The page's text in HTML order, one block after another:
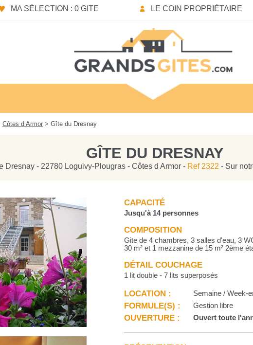
MA SÉLECTION : 0 GITE LE COIN PROPRIÉTAIRE
Côtes d Armor > Gîte du Dresnay
GÎTE DU DRESNAY
Dresnay - 22780 Loguivy-Plougras - Côtes d Armor - Ref 2322 - Sur
CAPACITÉ
Jusqu'à 14 personnes
COMPOSITION
Gite de 4 chambres, 3 salles d'eau, 3
30 m² et 1 mezzanine de 15 m² 2ème
DÉTAIL COUCHAGE
1 lit double - 7 lits superposés
LOCATION : Semaine / Week-
FORMULE(S) : Gestion libre
OUVERTURE : Ouvert toute